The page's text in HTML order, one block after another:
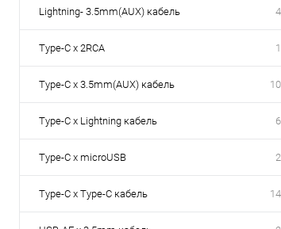
Lightning- 3.5mm(AUX) кабель 4
Type-C x 2RCA 1
Type-C x 3.5mm(AUX) кабель 10
Type-C x Lightning кабель 6
Type-C x microUSB 2
Type-C x Type-C кабель 14